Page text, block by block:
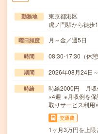
勤務地
東京都港区
虎ノ門駅から徒歩
曜日頻度 月～金／週5日
時間 08:30-17:30（休
期間 2026年08月24日
時給
時給2000円 月収
×4週 ※月収例を保
取りサービス利用
交通費
1ヶ月3万円を上